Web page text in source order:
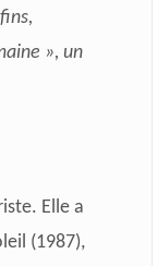
», un
Elle a
(1987),